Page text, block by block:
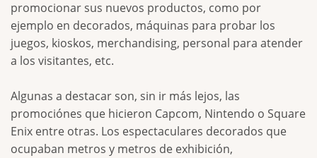
promocionar sus nuevos productos, como por
ejemplo en decorados, máquinas para probar los
juegos, kioskos, merchandising, personal para atender
a los visitantes, etc.
Algunas a destacar son, sin ir más lejos, las
promociónes que hicieron Capcom, Nintendo o Square
Enix entre otras. Los espectaculares decorados que
ocupaban metros y metros de exhibición,